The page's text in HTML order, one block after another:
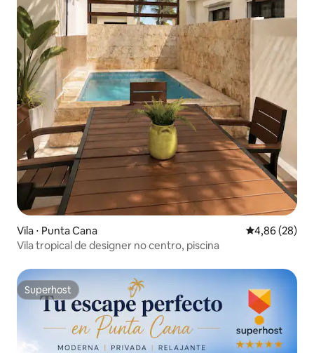
Vila ⋅ Punta Cana 4,86 de uma
4,86 (28)
Vila tropical de designer no centro, piscina
Superhost
Superhost